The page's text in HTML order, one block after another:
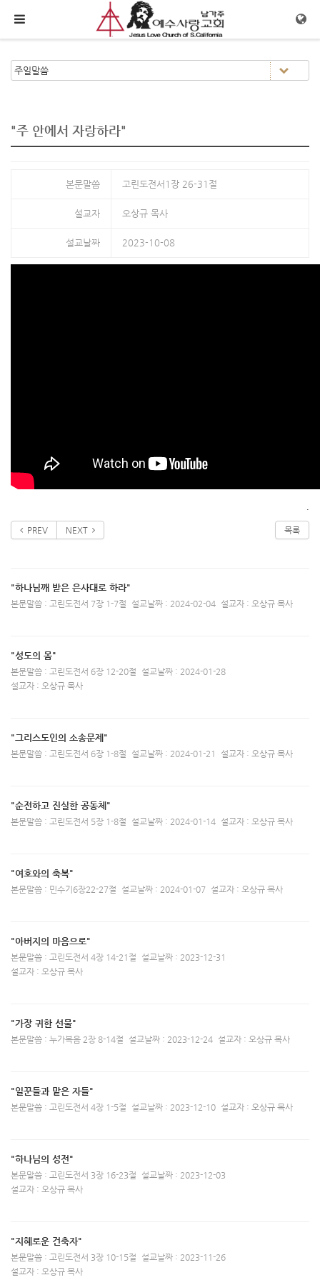
메뉴 건너뛰기
"주 안에서 자랑하라"
본문말씀 고린도전서1장 26-31절
설교자 오상규 목사
설교날짜 2023-10-08
.
PREV NEXT 목록
"하나님깨 받은 은사대로 하라"
본문말씀 : 고린도전서 7장 1-7절 설교날짜 : 2024-02-04 설교자 : 오상규 목사
"성도의 몸"
본문말씀 : 고린도전서 6장 12-20절
설교날짜 : 2024-01-28
설교자 : 오상규 목사
"그리스도인의 소송문제"
본문말씀 : 고린도전서 6장 1-8절 설교날짜 : 2024-01-21 설교자 : 오상규 목사
"순전하고 진실한 공동체"
본문말씀 : 고린도전서 5장 1-8절 설교날짜 : 2024-01-14 설교자 : 오상규 목사
"여호와의 축복"
본문말씀 : 민수기6장22-27절 설교날짜 : 2024-01-07 설교자 : 오상규 목사
"아버지의 마음으로"
본문말씀 : 고린도전서 4장 14-21절
설교날짜 : 2023-12-31
설교자 : 오상규 목사
"가장 귀한 선물"
본문말씀 : 누가복음 2장 8-14절 설교날짜 : 2023-12-24 설교자 : 오상규 목사
"일꾼들과 맡은 자들"
본문말씀 : 고린도전서 4장 1-5절 설교날짜 : 2023-12-10 설교자 : 오상규 목사
"하나님의 성전"
본문말씀 : 고린도전서 3장 16-23절
설교날짜 : 2023-12-03
설교자 : 오상규 목사
"지혜로운 건축자"
본문말씀 : 고린도전서 3장 10-15절
설교날짜 : 2023-11-26
설교자 : 오상규 목사